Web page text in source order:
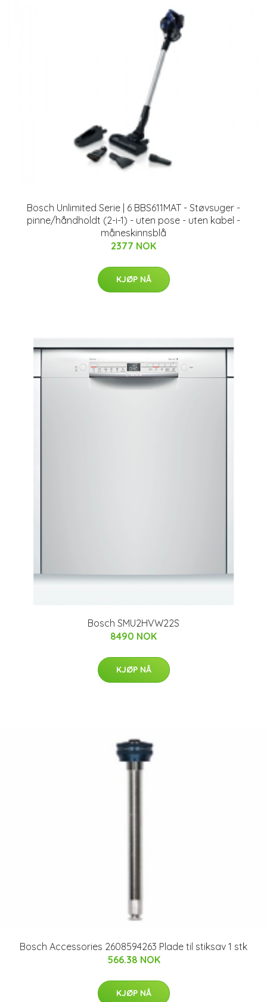
Bosch Unlimited Serie | 6 BBS611MAT - Støvsuger -
pinne/håndholdt (2-i-1) - uten pose - uten kabel -
måneskinnsblå
2377 NOK
KJØP NÅ
Bosch SMU2HVW22S
8490 NOK
KJØP NÅ
Bosch Accessories 2608594263 Plade til stiksav 1 stk
566.38 NOK
KJØP NÅ